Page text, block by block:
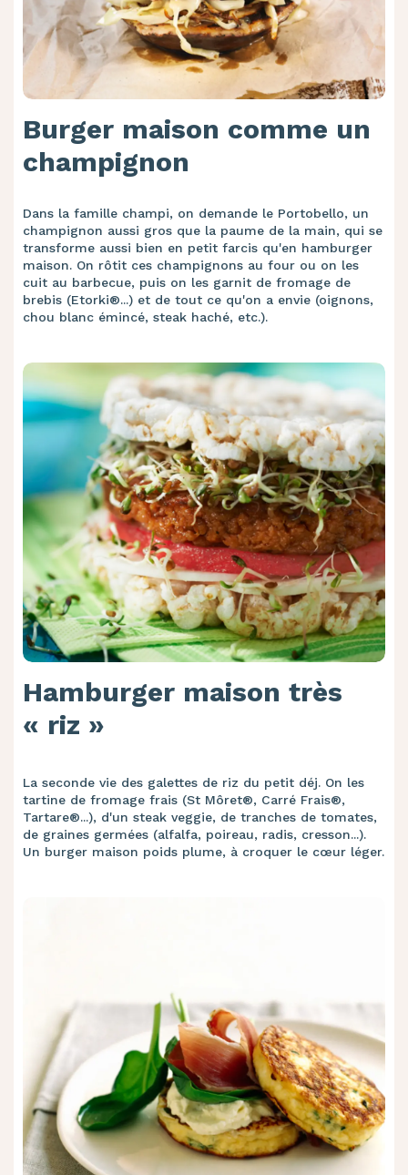
Burger maison comme un
champignon
Dans la famille champi, on demande le Portobello, un
champignon aussi gros que la paume de la main, qui se
transforme aussi bien en petit farcis qu'en hamburger
maison. On rôtit ces champignons au four ou on les
cuit au barbecue, puis on les garnit de fromage de
brebis (Etorki®...) et de tout ce qu'on a envie (oignons,
chou blanc émincé, steak haché, etc.).
Hamburger maison très
« riz »
La seconde vie des galettes de riz du petit déj. On les
tartine de fromage frais (St Môret®, Carré Frais®,
Tartare®...), d'un steak veggie, de tranches de tomates,
de graines germées (alfalfa, poireau, radis, cresson...).
Un burger maison poids plume, à croquer le cœur léger.